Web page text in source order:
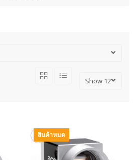
สินค้าหมด